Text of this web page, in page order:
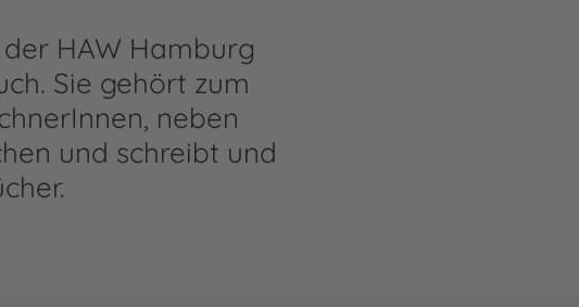
HAW Hamburg
Sie gehört zum
neben
und schreibt und